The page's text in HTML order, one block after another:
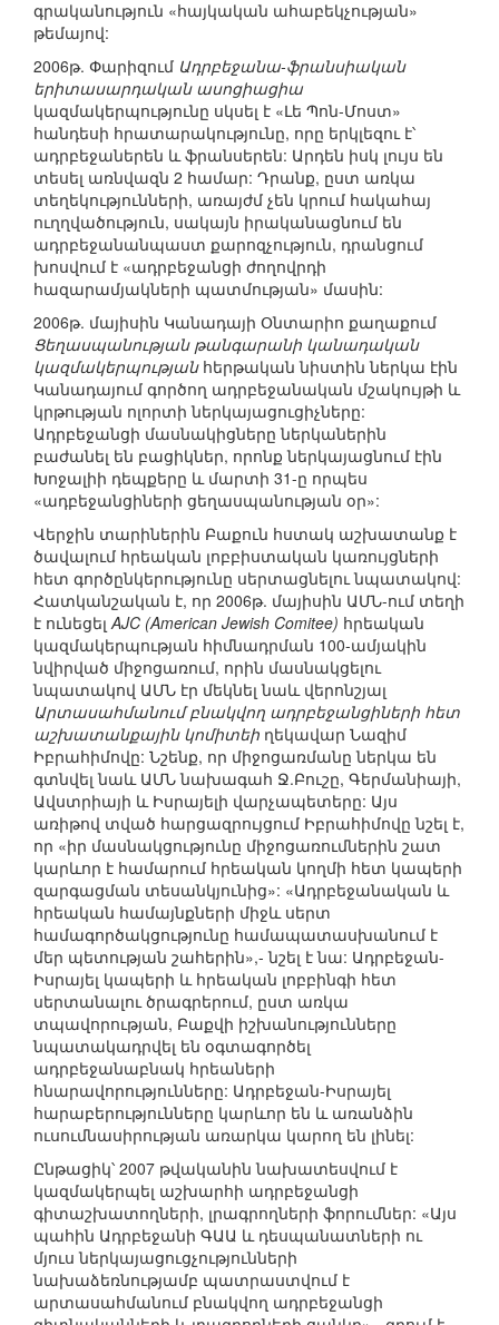
գրականություն «հայկական ահաբեկչության»
թեմայով:
2006թ. Փարիզում Ադրբեջանա-ֆրանսիական
երիտասարդական ասոցիացիա
կազմակերպությունը սկսել է «Լե Պոն-Մոստ»
հանդեսի հրատարակությունը, որը երկլեզու է՝
ադրբեջաներեն և ֆրանսերեն: Արդեն իսկ լույս են
տեսել առնվազն 2 համար: Դրանք, ըստ առկա
տեղեկությունների, առայժմ չեն կրում հակահայ
ուղղվածություն, սակայն իրականացնում են
ադրբեջանանպաստ քարոզչություն, դրանցում
խոսվում է «ադրբեջանցի ժողովրդի
հազարամյակների պատմության» մասին:
2006թ. մայիսին Կանադայի Օնտարիո քաղաքում
Ցեղասպանության թանգարանի կանադական
կազմակերպությանհերթական նիստին ներկա էին
Կանադայում գործող ադրբեջանական մշակույթի և
կրթության ոլորտի ներկայացուցիչները:
Ադրբեջանցի մասնակիցները ներկաներին
բաժանել են բացիկներ, որոնք ներկայացնում էին
Խոջալիի դեպքերը և մարտի 31-ը որպես
«ադբեջանցիների ցեղասպանության օր»:
Վերջին տարիներին Բաքուն հստակ աշխատանք է
ծավալում հրեական լոբբիստական կառույցների
հետ գործընկերությունը սերտացնելու նպատակով:
Հատկանշական է, որ 2006թ. մայիսին ԱՄՆ-ում տեղի
է ունեցելAJC (American Jewish Comitee) հրեական
կազմակերպության հիմնադրման 100-ամյակին
նվիրված միջոցառում, որին մասնակցելու
նպատակով ԱՄՆ էր մեկնել նաև վերոնշյալ
Արտասահմանում բնակվող ադրբեջանցիների հետ
աշխատանքային կոմիտեի ղեկավար Նազիմ
Իբրահիմովը: Նշենք, որ միջոցառմանը ներկա են
գտնվել նաև ԱՄՆ նախագահ Ջ.Բուշը, Գերմանիայի,
Ավստրիայի և Իսրայելի վարչապետերը: Այս
առիթով տված հարցազրույցում Իբրահիմովը նշել է,
որ «իր մասնակցությունը միջոցառումներին շատ
կարևոր է համարում հրեական կողմի հետ կապերի
զարգացման տեսանկյունից»: «Ադրբեջանական և
հրեական համայնքների միջև սերտ
համագործակցությունը համապատասխանում է
մեր պետության շահերին»,- նշել է նա: Ադրբեջան-
Իսրայել կապերի և հրեական լոբբինգի հետ
սերտանալու ծրագրերում, ըստ առկա
տպավորության, Բաքվի իշխանությունները
նպատակադրվել են օգտագործել
ադրբեջանաբնակ հրեաների
հնարավորությունները: Ադրբեջան-Իսրայել
հարաբերությունները կարևոր են և առանձին
ուսումնասիրության առարկա կարող են լինել:
Ընթացիկ՝ 2007 թվականին նախատեսվում է
կազմակերպել աշխարհի ադրբեջանցի
գիտաշխատողների, լրագրողների ֆորումներ: «Այս
պահին Ադրբեջանի ԳԱԱ և դեսպանատների ու
մյուս ներկայացուցչությունների
նախաձեռնությամբ պատրաստվում է
արտասահմանում բնակվող ադրբեջանցի